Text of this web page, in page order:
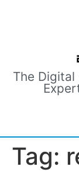
The Digital
Tag: